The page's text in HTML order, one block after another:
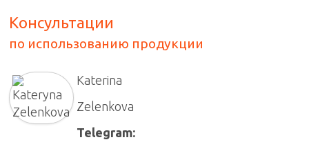
Консультации
по использованию продукции
Katerina
Zelenkova
Telegram: